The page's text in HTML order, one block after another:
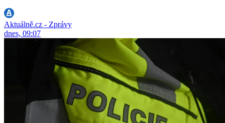
Aktuálně.cz - Zprávy
dnes, 09:07